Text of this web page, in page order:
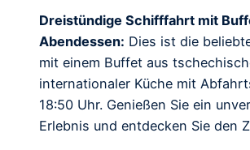
Dreistündige Schifffahrt mit
Abendessen: Dies ist die
mit einem Buffet aus
internationaler Küche mit
18:50 Uhr. Genießen Sie ein
Erlebnis und entdecken Sie den